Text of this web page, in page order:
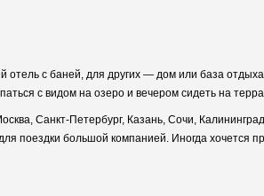
с баней, для других — дом или база
с видом на озеро и вечером сидеть на
Санкт-Петербург, Казань, Сочи,
поездки большой компанией. Иногда хочется